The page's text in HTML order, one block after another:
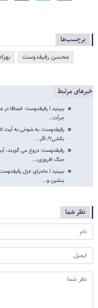
برچسب‌ها
محسن رفیقدوست
خبرهای مرتبط
ببینید | رفیقدوست: انصافا در
جرأت…
رفیقدوست: به شوخی به آیت
بکشی؟/ اگر…
رفیقدوست: دروغ می گویند،
جنگ افروزی،…
ببینید | ماجرای عزل
بنشین و…
نظر شما